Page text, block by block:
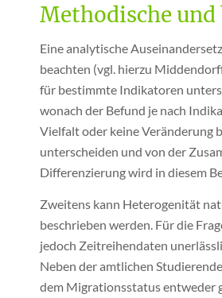
Methodische
Eine analytische
beachten (vgl. hierzu
für bestimmte Indikatoren
wonach der Befund je nach
Vielfalt oder keine Veränderung
unterscheiden und von der
Differenzierung wird in diesem
Zweitens kann Heterogenität
beschrieben werden. Für die
jedoch Zeitreihendaten
Neben der amtlichen
dem Migrationsstatus entweder